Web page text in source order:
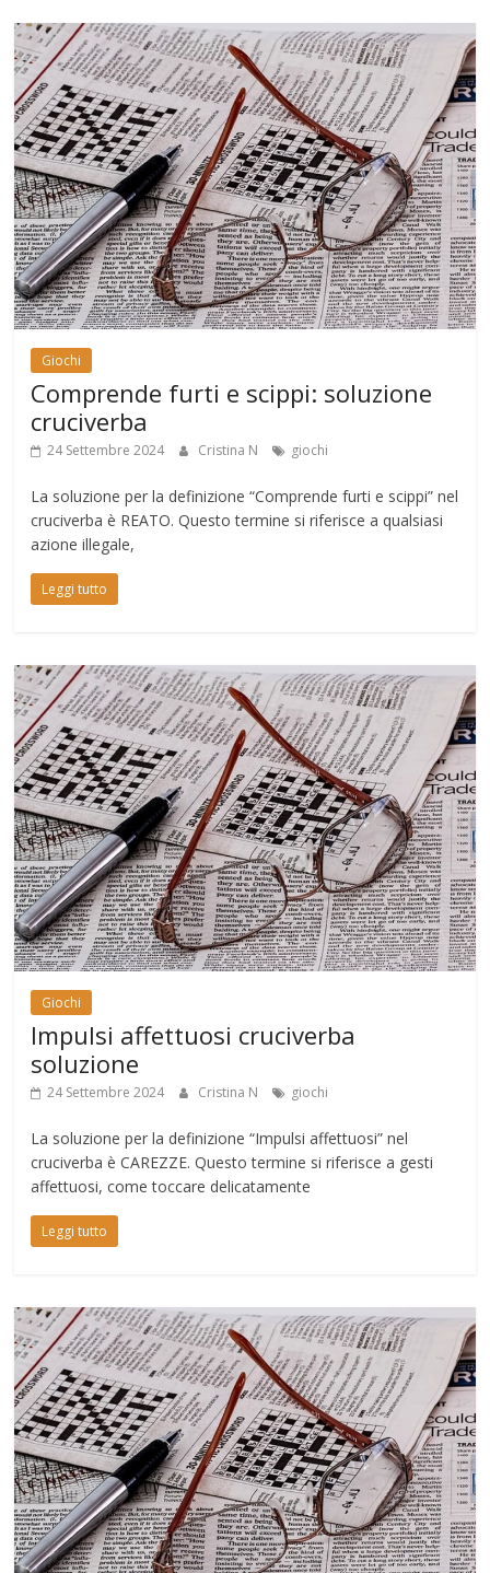
Giochi
Comprende furti e scippi: soluzione
cruciverba
24 Settembre 2024 Cristina N giochi
La soluzione per la definizione “Comprende furti e scippi” nel
cruciverba è REATO. Questo termine si riferisce a qualsiasi
azione illegale,
Leggi tutto
Giochi
Impulsi affettuosi cruciverba
soluzione
24 Settembre 2024 Cristina N giochi
La soluzione per la definizione “Impulsi affettuosi” nel
cruciverba è CAREZZE. Questo termine si riferisce a gesti
affettuosi, come toccare delicatamente
Leggi tutto